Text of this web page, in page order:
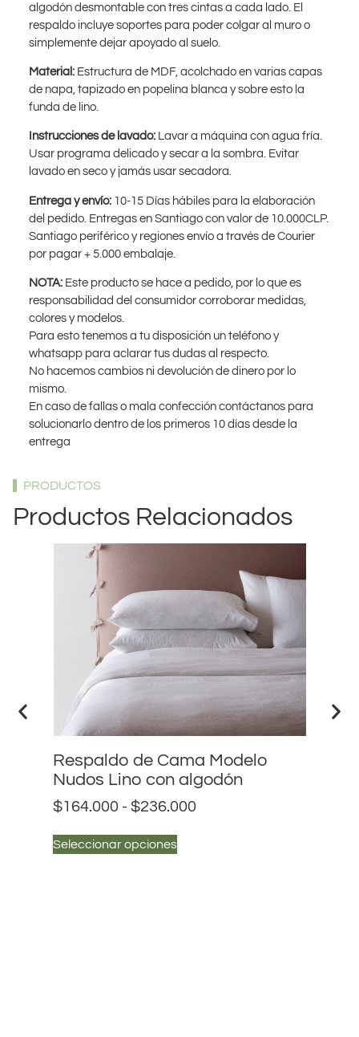
algodón desmontable con tres cintas a cada lado. El
respaldo incluye soportes para poder colgar al muro o
simplemente dejar apoyado al suelo.
Material: Estructura de MDF, acolchado en varias capas
de napa, tapizado en popelina blanca y sobre esto la
funda de lino.
Instrucciones de lavado: Lavar a máquina con agua fría.
Usar programa delicado y secar a la sombra. Evitar
lavado en seco y jamás usar secadora.
Entrega y envío: 10-15 Días hábiles para la elaboración
del pedido. Entregas en Santiago con valor de 10.000CLP.
Santiago periférico y regiones envío a través de Courier
por pagar + 5.000 embalaje.
NOTA: Este producto se hace a pedido, por lo que es
responsabilidad del consumidor corroborar medidas,
colores y modelos.
Para esto tenemos a tu disposición un teléfono y
whatsapp para aclarar tus dudas al respecto.
No hacemos cambios ni devolución de dinero por lo
mismo.
En caso de fallas o mala confección contáctanos para
solucionarlo dentro de los primeros 10 días desde la
entrega
PRODUCTOS
Productos Relacionados
Respaldo de Cama Modelo
Nudos Lino con algodón
$164.000 - $236.000
Seleccionar opciones